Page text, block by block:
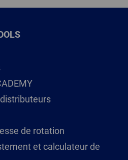
de rotation
et calculateur de